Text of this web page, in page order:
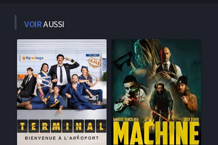
VOIRAUSSI